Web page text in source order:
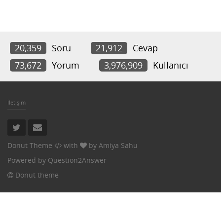
20,359 Soru 21,912
Cevap
73,672
Yorum 3,976,909 Kullanıcı
İletişim
Donut Theme with by Amiya Sahu
Powered by Question2Answer
Donut theme